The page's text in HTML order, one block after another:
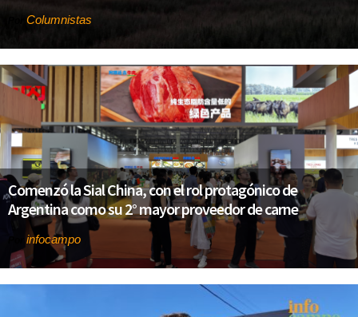
Columnistas
Comenzó la Sial China, con el rol protagónico de
Argentina como su 2° mayor proveedor de carne
infocampo